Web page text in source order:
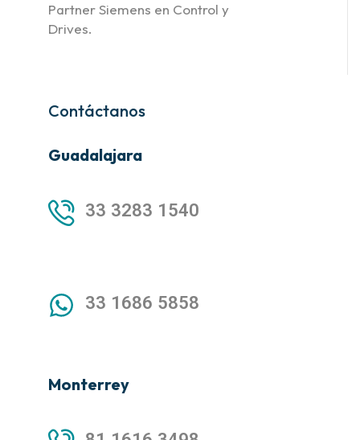
Partner Siemens en Control y
Drives.
Contáctanos
Guadalajara
33 3283 1540
33 1686 5858
Monterrey